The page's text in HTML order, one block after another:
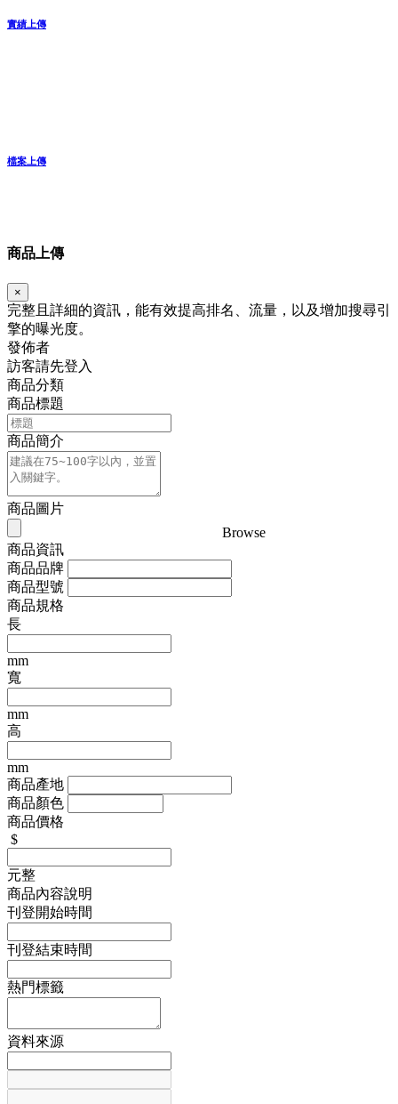
實績上傳
檔案上傳
商品上傳
×
完整且詳細的資訊，能有效提高排名、流量，以及增加搜尋引
擎的曝光度。
發佈者
訪客請先登入
商品分類
商品標題
商品簡介
商品圖片
Browse
商品資訊
商品品牌
商品型號
商品規格
長
mm
寬
mm
高
mm
商品產地
商品顏色
商品價格
$
元整
商品內容說明
刊登開始時間
刊登結束時間
熱門標籤
資料來源